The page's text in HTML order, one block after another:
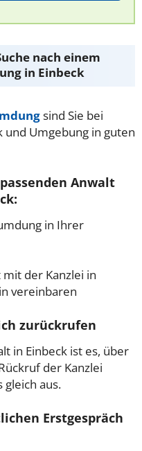
nach einem
in Einbeck
sind Sie bei
und Umgebung in guten
Anwalt
in Ihrer
der Kanzlei in
vereinbaren
zurückrufen
in Einbeck ist es, über
der Kanzlei
aus.
Erstgespräch